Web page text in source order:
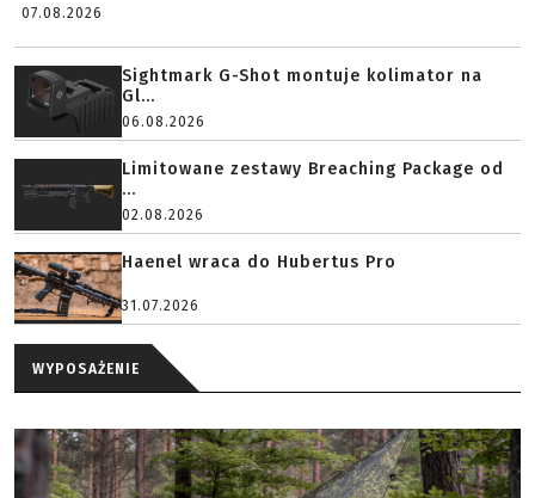
07.08.2026
Sightmark G-Shot montuje kolimator na
Gl...
06.08.2026
Limitowane zestawy Breaching Package od
...
02.08.2026
Haenel wraca do Hubertus Pro
31.07.2026
WYPOSAŻENIE